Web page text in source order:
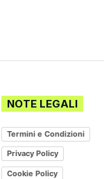
NOTE LEGALI
Termini e Condizioni
Privacy Policy
Cookie Policy